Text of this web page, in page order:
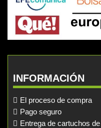
INFORMACIÓN
El proceso de compra
Pago seguro
Entrega de cartuchos